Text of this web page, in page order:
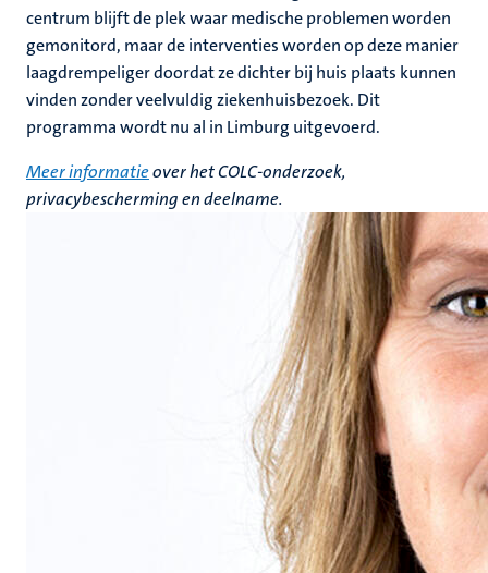
centrum blijft de plek waar medische problemen worden
gemonitord, maar de interventies worden op deze manier
laagdrempeliger doordat ze dichter bij huis plaats kunnen
vinden zonder veelvuldig ziekenhuisbezoek. Dit
programma wordt nu al in Limburg uitgevoerd.
Meer informatieover het COLC-onderzoek,
privacybescherming en deelname.